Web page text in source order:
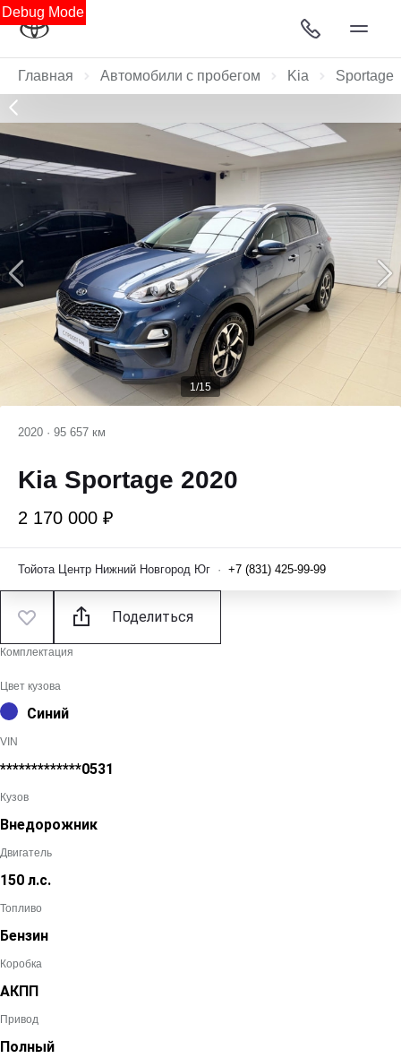
Debug Mode
Главная Автомобили с пробегом Kia Sportage
1/15
2020 · 95 657 км
Kia Sportage 2020
2 170 000 ₽
Тойота Центр Нижний Новгород Юг · +7 (831) 425-99-99
Поделиться
Комплектация
Цвет кузова
Синий
VIN
*************0531
Кузов
Внедорожник
Двигатель
150 л.с.
Топливо
Бензин
Коробка
АКПП
Привод
Полный